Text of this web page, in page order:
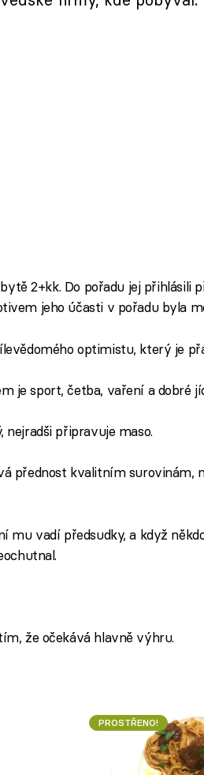
2+kk. Do pořadu jej přihlásili
jeho účasti v pořadu byla
optimistu, který je
je sport, četba, vaření a dobré
připravuje maso.
přednost kvalitním surovinám,
mu vadí předsudky, a když
že očekává hlavně výhru.
PROSTŘENO!